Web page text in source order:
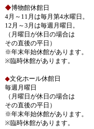
◆博物館休館日
4月～11月は毎月第4水曜日。
12月～3月は毎週月曜日。
（月曜日が休日の場合は
その直後の平日）
※年末年始休館があります。
※臨時休館があります。
◆文化ホール休館日
毎週月曜日
（月曜日が休日の場合は
その直後の平日）
※年末年始休館があります。
※臨時休館があります。